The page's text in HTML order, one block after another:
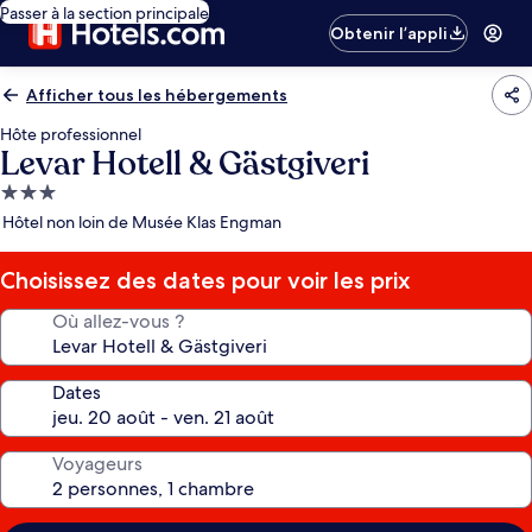
Passer à la section principale
Obtenir l’appli
Afficher tous les hébergements
Hôte professionnel
Levar Hotell & Gästgiveri
Hébergement
3.0 étoiles
Hôtel non loin de Musée Klas Engman
Choisissez des dates pour voir les prix
Où allez-vous ?
Dates
Voyageurs